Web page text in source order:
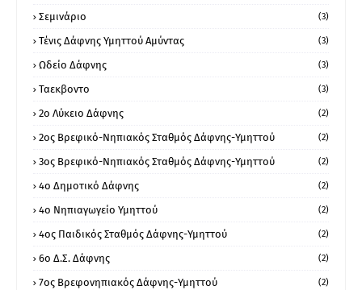
Σεμινάριο (3)
Τένις Δάφνης Υμηττού Αμύντας (3)
Ωδείο Δάφνης (3)
Ταεκβοντο (3)
2ο Λύκειο Δάφνης (2)
2ος Βρεφικό-Νηπιακός Σταθμός Δάφνης-Υμηττού (2)
3ος Βρεφικό-Νηπιακός Σταθμός Δάφνης-Υμηττού (2)
4ο Δημοτικό Δάφνης (2)
4ο Νηπιαγωγείο Υμηττού (2)
4ος Παιδικός Σταθμός Δάφνης-Υμηττού (2)
6ο Δ.Σ. Δάφνης (2)
7ος Βρεφονηπιακός Δάφνης-Υμηττού (2)